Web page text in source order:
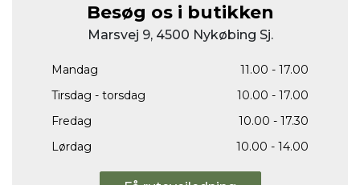
Besøg os i butikken
Marsvej 9, 4500 Nykøbing Sj.
Mandag
11.00 - 17.00
Tirsdag - torsdag
10.00 - 17.00
Fredag
10.00 - 17.30
Lørdag
10.00 - 14.00